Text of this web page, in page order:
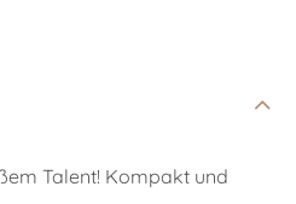
Talent! Kompakt und